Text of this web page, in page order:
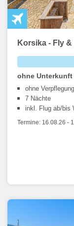
Korsika - Fly &
ohne Unterkunft
ohne Verpflegung
7 Nächte
inkl. Flug ab/bis
Termine: 16.08.26 -